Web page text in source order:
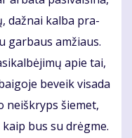
daž­nai kal­ba pra­
gar­baus am­žiaus.
apie tai,
be­veik vi­sa­da
ne­iš­kryps šie­met,
bus su drėg­me.